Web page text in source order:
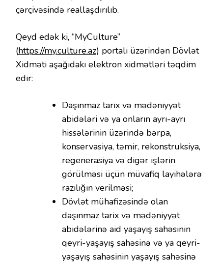
çərçivəsində reallaşdırılıb.
Qeyd edək ki, “MyCulture”
(https://my.culture.az) portalı üzərindən Dövlət
Xidməti aşağıdakı elektron xidmətləri təqdim
edir:
Daşınmaz tarix və mədəniyyət
abidələri və ya onların ayrı-ayrı
hissələrinin üzərində bərpa,
konservasiya, təmir, rekonstruksiya,
regenerasiya və digər işlərin
görülməsi üçün müvafiq layihələrə
razılığın verilməsi;
Dövlət mühafizəsində olan
daşınmaz tarix və mədəniyyət
abidələrinə aid yaşayış sahəsinin
qeyri-yaşayış sahəsinə və ya qeyri-
yaşayış sahəsinin yaşayış sahəsinə